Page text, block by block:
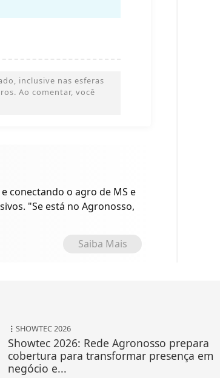
inclusive nas esferas
Ao comentar, você
conectando o agro de MS e
"Se está no Agronosso,
Saiba Mais
SHOWTEC 2026
Showtec 2026: Rede Agronosso prepara
cobertura para transformar presença em
negócio e...